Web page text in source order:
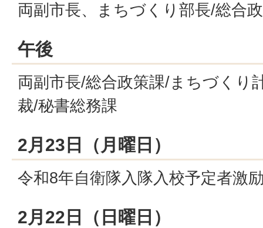
両副市長、まちづくり部長/総合
午後
両副市長/総合政策課/まちづくり
裁/秘書総務課
2月23日（月曜日）
令和8年自衛隊入隊入校予定者激
2月22日（日曜日）